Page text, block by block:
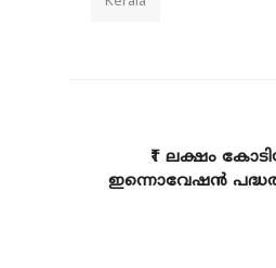
₹1 ലക്ഷം
ഇന്നൊവേഷൻ